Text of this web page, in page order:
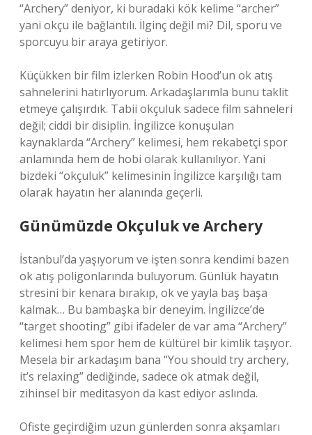
“Archery” deniyor, ki buradaki kök kelime “archer”
yani okçu ile bağlantılı. İlginç değil mi? Dil, sporu ve
sporcuyu bir araya getiriyor.
Küçükken bir film izlerken Robin Hood’un ok atış
sahnelerini hatırlıyorum. Arkadaşlarımla bunu taklit
etmeye çalışırdık. Tabii okçuluk sadece film sahneleri
değil; ciddi bir disiplin. İngilizce konuşulan
kaynaklarda “Archery” kelimesi, hem rekabetçi spor
anlamında hem de hobi olarak kullanılıyor. Yani
bizdeki “okçuluk” kelimesinin İngilizce karşılığı tam
olarak hayatın her alanında geçerli.
Günümüzde Okçuluk ve Archery
İstanbul’da yaşıyorum ve işten sonra kendimi bazen
ok atış poligonlarında buluyorum. Günlük hayatın
stresini bir kenara bırakıp, ok ve yayla baş başa
kalmak… Bu bambaşka bir deneyim. İngilizce’de
“target shooting” gibi ifadeler de var ama “Archery”
kelimesi hem spor hem de kültürel bir kimlik taşıyor.
Mesela bir arkadaşım bana “You should try archery,
it’s relaxing” dediğinde, sadece ok atmak değil,
zihinsel bir meditasyon da kast ediyor aslında.
Ofiste geçirdiğim uzun günlerden sonra akşamları